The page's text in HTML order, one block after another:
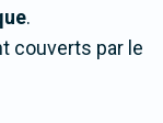
.
couverts par le